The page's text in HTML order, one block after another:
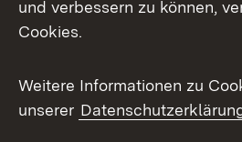
Messenger
Social Wall
X / Twitter
und verbessern zu können,
Cookies.
Weitere Informationen zu
unserer